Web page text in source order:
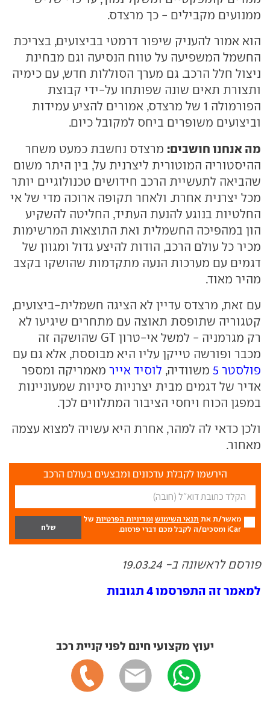
ממנועים מקבילים - כך מרצדס.
הוא אמור להעניק שיפור דרמטי בביצועים, בצריכת
החשמל המשפיעה על טווח הנסיעה וגם מבחינת
ניצול חלל הרכב. גם מערך הסוללות חדש, עם כימיה
ותצורת תאים שונה שפותחו על-ידי קבוצת
הפורמולה 1 של מרצדס, אמורים להציע עמידות
וביצועים משופרים ביחס למקובל כיום.
מה אנחנו חושבים: מרצדס נחשבת כמעט משחר
ההיסטוריה המוטורית ליצרנית על, בין היתר משום
שהביאה לתעשיית הרכב חידושים טכנולוגיים יותר
מכל יצרנית אחרת. ולאחר תקופה ארוכה מדי של אי
החלטיות בנוגע להנעת העתיד, החליטה להשקיע
הון במהפיכה החשמלית ואת התוצאות המרשימות
מכיר כל עולם הרכב, הודות להיצע גדול ומגוון של
דגמים עם מערכות הנעה מתקדמות שהושקו בקצב
מהיר מאוד.
עם זאת, מרצדס עדיין לא הציגה חשמלית-ביצועים,
קטגוריה שתופסת תאוצה עם מתחרים שיגיעו לא
רק מגרמניה - למשל אי-טרון GT שהושקה זה
מכבר ופורשה טייקן עליו היא מבוססת, אלא גם עם
פולסטר 5
משוודיה, לוסיד אייר מאמריקה ומספר
אדיר של דגמים מבית יצרניות סיניות שמעוניינות
במפגן הכוח ויחסי הציבור המתלווים לכך.
ולכן כדאי לה למהר, אחרת היא עשויה למצוא עצמה
מאחור.
הירשמו לקבלת עדכונים ומבצעים בעולם הרכב
מאשר/ת את תנאי השימוש ומדיניות הפרטיות של
iCar ומסכים/ה לקבל מכם דברי פרסום.
פורסם לראשונה ב- 19.03.24
למאמר זה התפרסמו 4 תגובות
יעוץ מקצועי חינם לפני קניית רכב